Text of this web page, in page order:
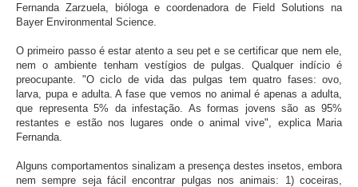
Fernanda Zarzuela, bióloga e coordenadora de Field Solutions na
Bayer Environmental Science.
O primeiro passo é estar atento a seu pet e se certificar que nem ele,
nem o ambiente tenham vestígios de pulgas. Qualquer indício é
preocupante. "O ciclo de vida das pulgas tem quatro fases: ovo,
larva, pupa e adulta. A fase que vemos no animal é apenas a adulta,
que representa 5% da infestação. As formas jovens são as 95%
restantes e estão nos lugares onde o animal vive", explica Maria
Fernanda.
Alguns comportamentos sinalizam a presença destes insetos, embora
nem sempre seja fácil encontrar pulgas nos animais: 1) coceiras,